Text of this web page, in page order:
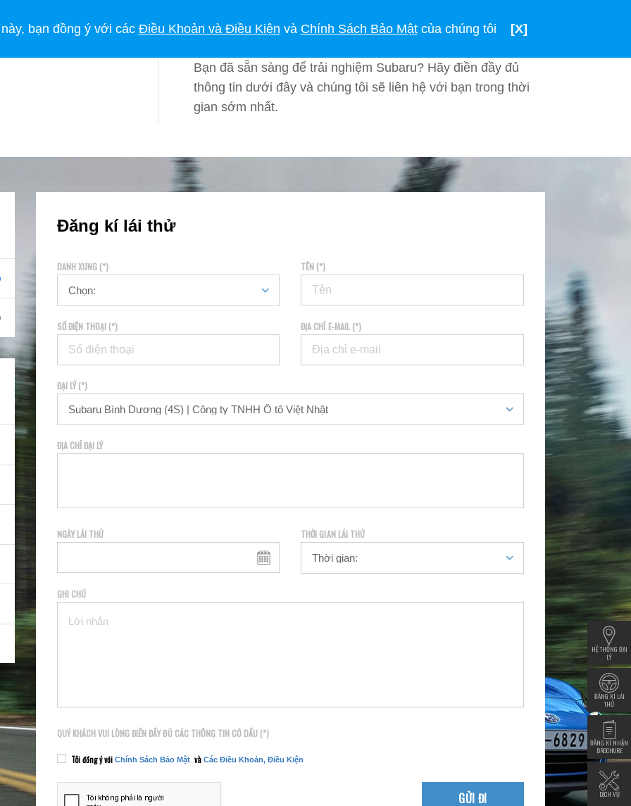
bạn đồng ý với các Điều Khoản và Điều Kiện và Chính Sách Bảo Mậtcủa chúng tôi [X]
MUA XE SUBARU CHỦ SỞ HỮU PHONG CÁCH SỐNG TIN TỨC TIẾNG VIỆT
HỆ THỐNG ĐẠI
LÝ
ĐĂNG KÍ LÁI
THỬ
ĐĂNG KÍ NHẬN
BROCHURE
DỊCH VỤ
Bạn đã sẵn sàng để trải nghiệm Subaru? Hãy điền đầy đủ
thông tin dưới đây và chúng tôi sẽ liên hệ với bạn trong thời
gian sớm nhất.
Đăng kí lái thử
DANH XƯNG (*) TÊN (*)
SỐ ĐIỆN THOẠI (*) ĐỊA CHỈ E-MAIL (*)
ĐẠI LÝ (*)
ĐỊA CHỈ ĐẠI LÝ
NGÀY LÁI THỬ THỜI GIAN LÁI THỬ
GHI CHÚ
QUÝ KHÁCH VUI LÒNG ĐIỀN ĐẦY ĐỦ CÁC THÔNG TIN CÓ DẤU (*)
Tôi đồng ý với Chính Sách Bảo MậtvàCác Điều Khoản, Điều Kiện
GỬI ĐI